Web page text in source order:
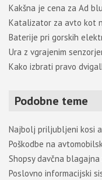
Kakšna je cena za Ad
Katalizator za avto kot
Baterije pri gorskih
Ura z vgrajenim
Kako izbrati pravo
Podobne teme
Najbolj priljubljeni kosi
Poškodbe na
Shopsy davčna
Poslovno informacijski